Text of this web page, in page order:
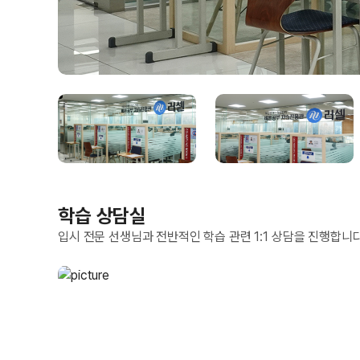
학습 상담실
입시 전문 선생님과 전반적인 학습 관련 1:1 상담을 진행합니